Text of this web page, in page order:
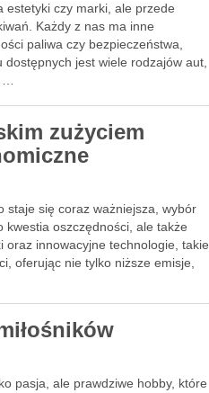
estetyki czy marki, ale przede
Każdy z nas ma inne
paliwa czy bezpieczeństwa,
jest wiele rodzajów aut,
zużyciem
staje się coraz ważniejsza, wybór
kwestia oszczędności, ale także
oraz innowacyjne technologie, takie
oferując nie tylko niższe emisje,
pasja, ale prawdziwe hobby, które